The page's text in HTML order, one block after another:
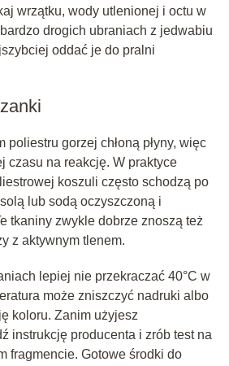
wrzątku, wody utlenionej i octu w
drogich ubraniach z jedwabiu
oddać je do pralni
poliestru gorzej chłoną płyny, więc
czasu na reakcję. W praktyce
koszuli często schodzą po
lub sodą oczyszczoną i
tkaniny zwykle dobrze znoszą też
z aktywnym tlenem.
lepiej nie przekraczać 40°C w
może zniszczyć nadruki albo
koloru. Zanim użyjesz
instrukcję producenta i zrób test na
fragmencie. Gotowe środki do